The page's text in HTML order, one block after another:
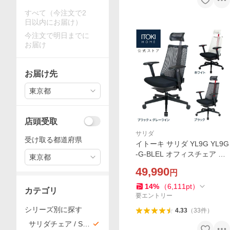
サリダ
イトーキ サリダ YL9G YL9G
-G-BLEL オフィスチェア デ
椅子 パソコンチェア メッシ
ュ まとめ買い3%オフ P5倍
49,990円
14% （6,111 pt）
要エントリー
4.33（33件）
すべて（今注文で2
日以内にお届け）
今注文で明日までに
お届け
お届け先
東京都
店頭受取
受け取る都道府県
東京都
カテゴリ
シリーズ別に探す
サリダチェア / SAL